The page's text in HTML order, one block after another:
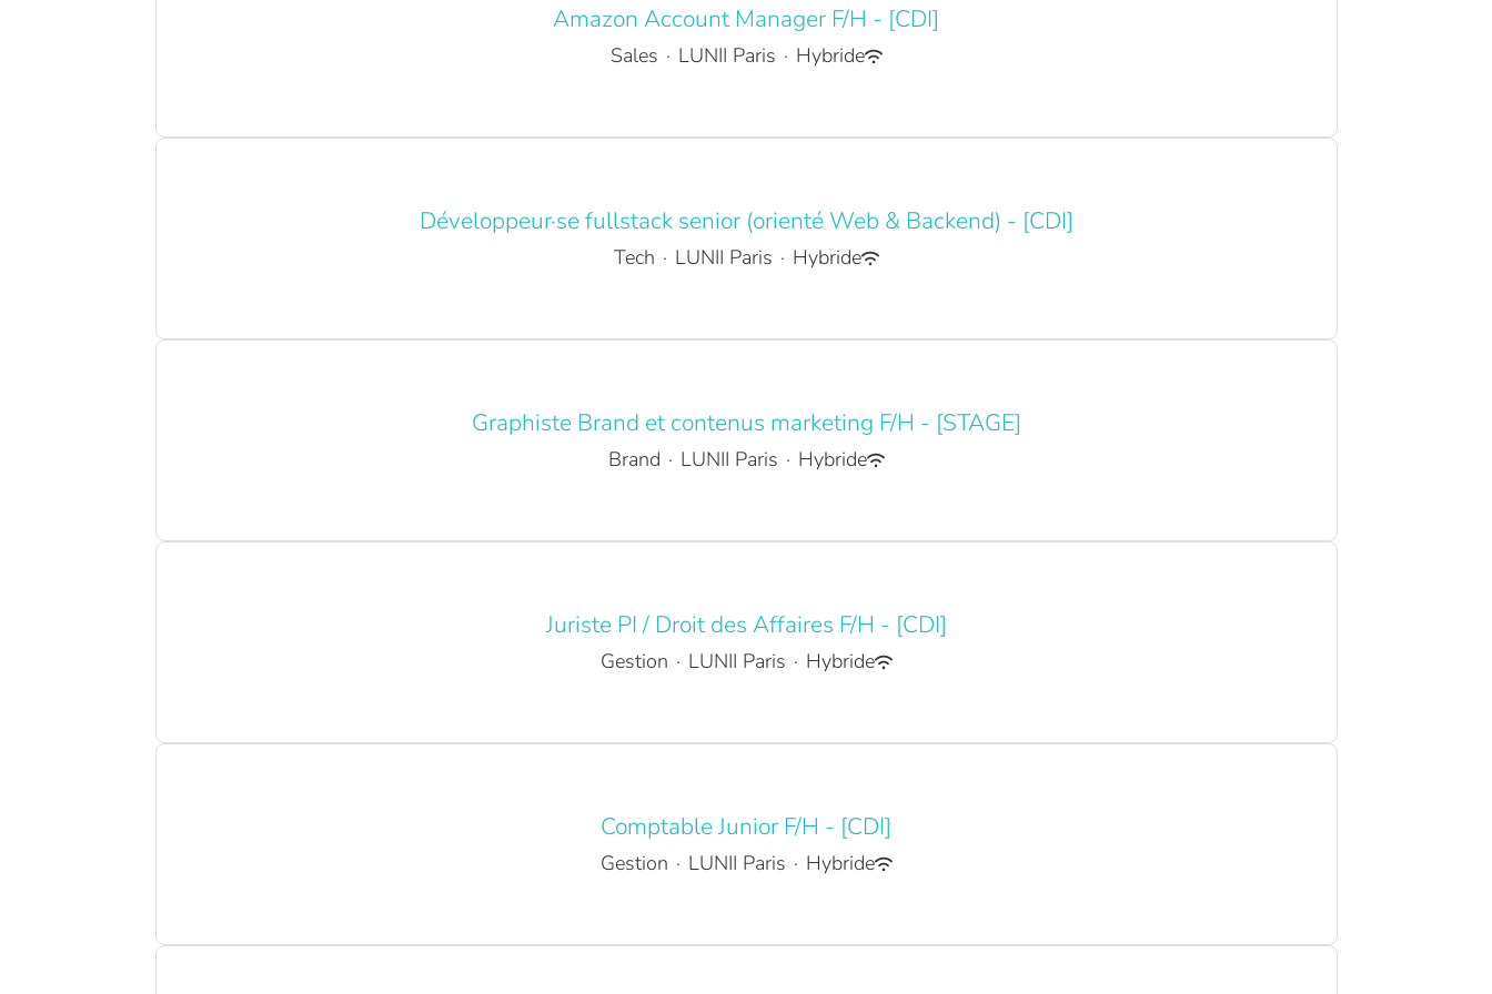
Amazon Account Manager F/H - [CDI]
Sales · LUNII Paris · Hybride
Développeur·se fullstack senior (orienté Web & Backend) - [CDI]
Tech · LUNII Paris · Hybride
Graphiste Brand et contenus marketing F/H - [STAGE]
Brand · LUNII Paris · Hybride
Juriste PI / Droit des Affaires F/H - [CDI]
Gestion · LUNII Paris · Hybride
Comptable Junior F/H - [CDI]
Gestion · LUNII Paris · Hybride